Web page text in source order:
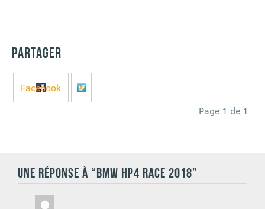
PARTAGER
Facebook
X
Page 1 de 1
UNE RÉPONSE À “BMW HP4 RACE 2018”